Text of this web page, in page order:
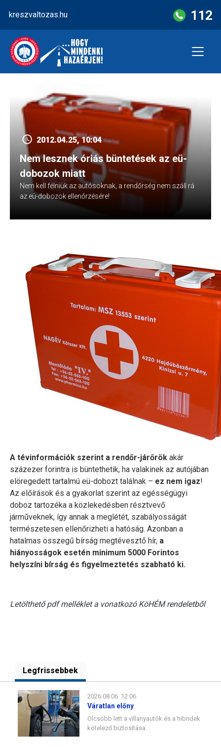
content
kreszvaltozas.hu 112
2012.04.25, 10:04
Nem lesznek óriás büntetések az eü-
dobozok miatt
Nem kell félniük az autósoknak, a rendőrség nem száll rá
az eü-dobozok ellenőrzésére!
A tévinformációk szerint a rendőr-járőrök akár
százezer forintra is büntethetik, ha valakinek az autójában
elöregedett tartalmú eü-dobozt találnak – ez nem igaz!
Az előírások és a gyakorlat szerint az egésségügyi
doboz tartozéka a közlekedésben résztvevő
járműveknek, így annak a meglétét, szabályosságát
természetesen ellenőrizheti a hatóság. Azonban a
hatalmas összegű bírság megtévesztő hír, a
hiányosságok esetén minimum 5000 Forintos
helyszíni bírság és figyelmeztetés szabható ki.
Letölthető pdf melléklet a vonatkozó KöHÉM rendeletből
Legfrissebbek
2026.08.06. 12:06
Váratlan előny
Olcsóbb lett a villanyautók és a hibridek
kötelező biztosítása.